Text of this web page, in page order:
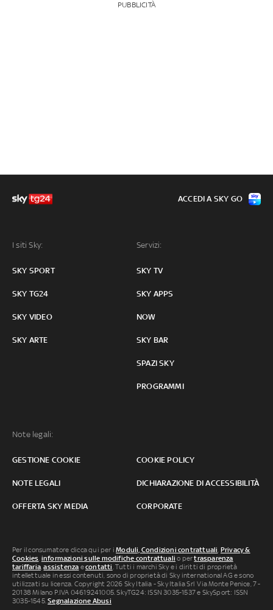
PUBBLICITÀ
I siti Sky:
SKY SPORT
SKY TG24
SKY VIDEO
SKY ARTE
Servizi:
SKY TV
SKY APPS
NOW
SKY BAR
SPAZI SKY
PROGRAMMI
Note legali:
GESTIONE COOKIE COOKIE POLICY
NOTE LEGALI DICHIARAZIONE DI ACCESSIBILITÀ
OFFERTA SKY MEDIA CORPORATE
ACCEDI A SKY GO
Per il consumatore clicca qui per iModuli, Condizioni contrattuali, Privacy &
Cookies, informazioni sulle modifiche contrattuali o pertrasparenza
tariffaria,assistenza econtatti. Tutti i marchi Sky e i diritti di proprietà
intellettuale in essi contenuti, sono di proprietà di Sky international AG e sono
utilizzati su licenza. Copyright 2026 Sky Italia - Sky Italia Srl Via Monte Penice, 7 -
20138 Milano P.IVA 04619241005. SkyTG24: ISSN 3035-1537 e SkySport: ISSN
3035-1545.Segnalazione Abusi